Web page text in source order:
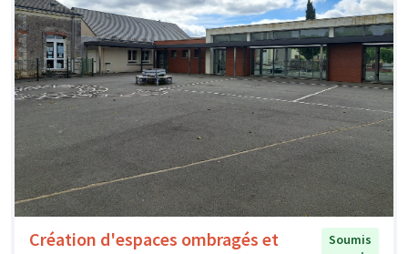
Création d'espaces ombragés et
Soumis